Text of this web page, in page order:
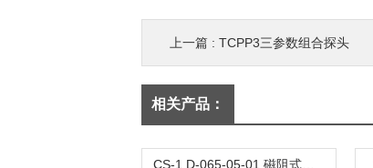
上一篇 : TCPP3三参数组合探头
相关产品：